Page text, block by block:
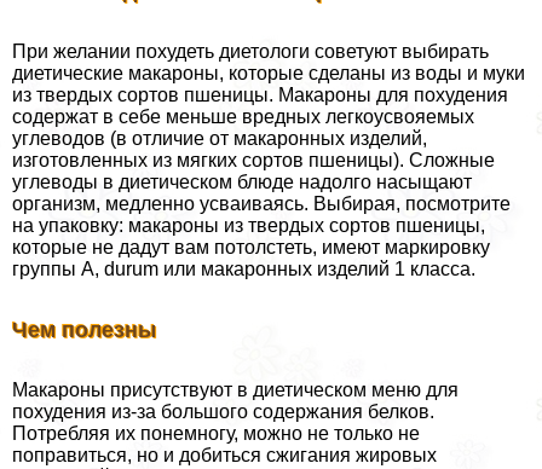
При желании похудеть диетологи советуют выбирать
диетические макароны, которые сделаны из воды и муки
из твердых сортов пшеницы. Макароны для похудения
содержат в себе меньше вредных легкоусвояемых
углеводов (в отличие от макаронных изделий,
изготовленных из мягких сортов пшеницы). Сложные
углеводы в диетическом блюде надолго насыщают
организм, медленно усваиваясь. Выбирая, посмотрите
на упаковку: макароны из твердых сортов пшеницы,
которые не дадут вам потолстеть, имеют маркировку
группы А, durum или макаронных изделий 1 класса.
Чем полезны
Макароны присутствуют в диетическом меню для
похудения из-за большого содержания белков.
Потрeбляя их понемногу, можно не только не
поправиться, но и добиться сжигания жировых